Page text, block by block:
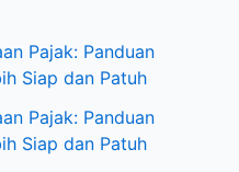
Pajak: Panduan
Siap dan Patuh
Pajak: Panduan
Siap dan Patuh